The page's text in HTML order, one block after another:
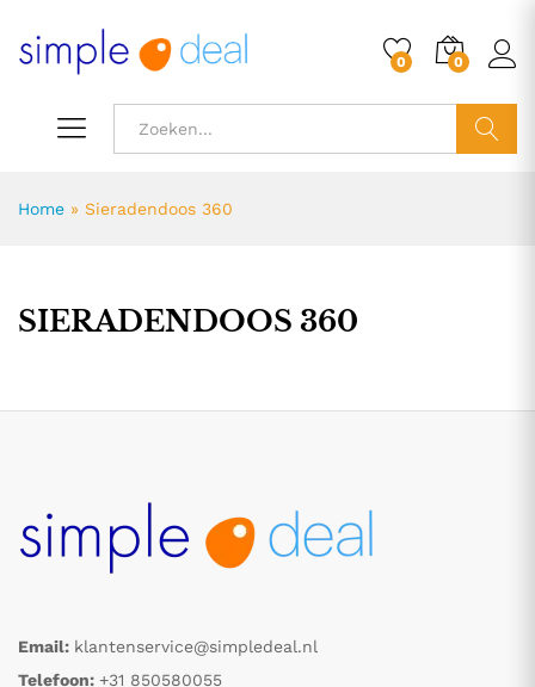
0 0
Home » Sieradendoos 360
SIERADENDOOS 360
Email: klantenservice@simpledeal.nl
Telefoon: +31 850580055